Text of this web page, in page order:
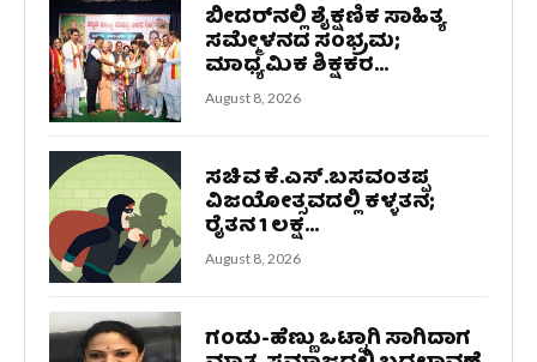
ಬೀದರ್‌ನಲ್ಲಿ ಶೈಕ್ಷಣಿಕ ಸಾಹಿತ್ಯ
ಸಮ್ಮೇಳನದ ಸಂಭ್ರಮ;
ಮಾಧ್ಯಮಿಕ ಶಿಕ್ಷಕರ...
August 8, 2026
ಸಚಿವ ಕೆ.ಎಸ್.ಬಸವಂತಪ್ಪ
ವಿಜಯೋತ್ಸವದಲ್ಲಿ ಕಳ್ಳತನ;
ರೈತನ 1 ಲಕ್ಷ...
August 8, 2026
ಗಂಡು-ಹೆಣ್ಣು ಒಟ್ಟಾಗಿ ಸಾಗಿದಾಗ